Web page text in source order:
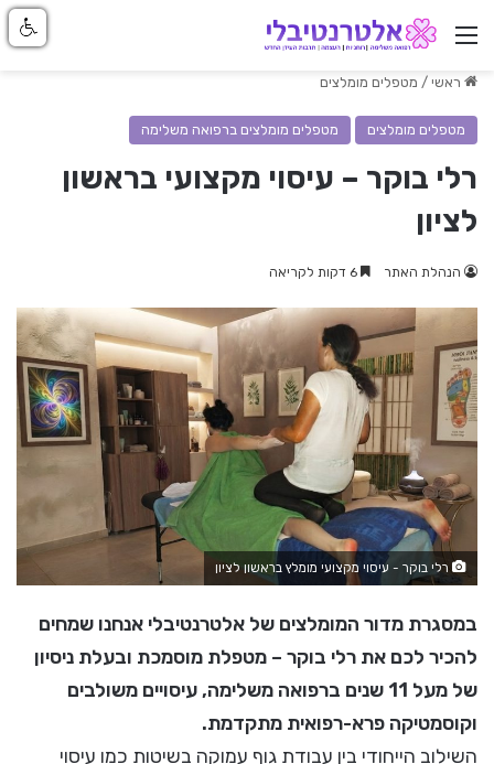
ניווט באתר
ראשי / מטפלים מומלצים
מטפלים מומלצים מטפלים מומלצים ברפואה משלימה
רלי בוקר – עיסוי מקצועי בראשון
לציון
הנהלת האתר
רלי בוקר - עיסוי מקצועי מומלץ בראשון לציון
במסגרת מדור המומלצים של אלטרנטיבלי אנחנו שמחים
להכיר לכם את רלי בוקר – מטפלת מוסמכת ובעלת ניסיון
של מעל 11 שנים ברפואה משלימה, עיסויים משולבים
וקוסמטיקה פרא-רפואית מתקדמת.
השילוב הייחודי בין עבודת גוף עמוקה בשיטות כמו עיסוי